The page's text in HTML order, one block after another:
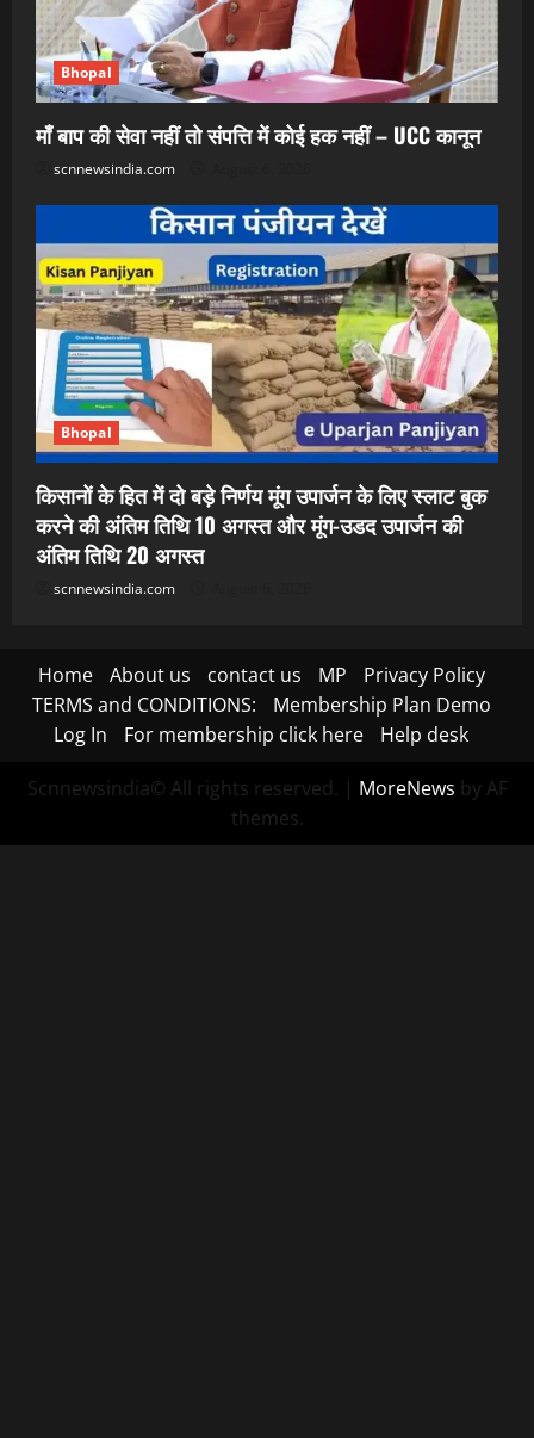
Bhopal
माँ बाप की सेवा नहीं तो संपत्ति में कोई हक नहीं – UCC कानून
scnnewsindia.com
Bhopal
किसानों के हित में दो बड़े निर्णय मूंग उपार्जन के लिए स्लाट बुक
करने की अंतिम तिथि 10 अगस्त और मूंग-उडद उपार्जन की
अंतिम तिथि 20 अगस्त
scnnewsindia.com
Home About us contact us MP
Privacy Policy
TERMS and CONDITIONS:
Membership Plan Demo
Log In
For membership click here Help desk
Scnnewsindia© All rights reserved. | MoreNews by AF
themes.